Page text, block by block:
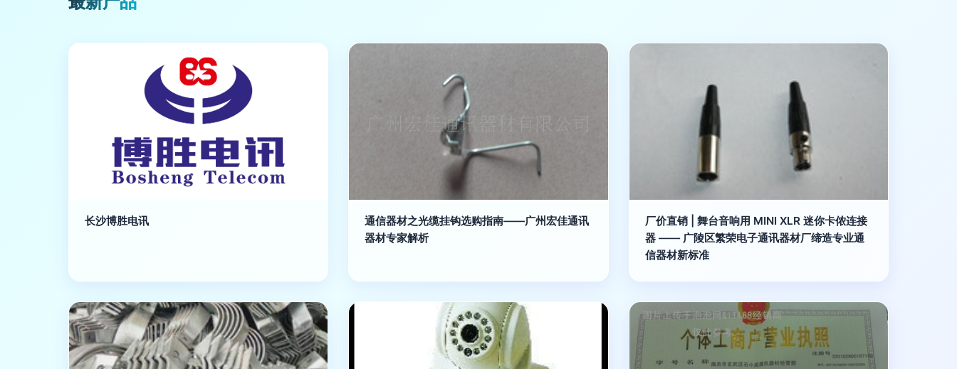
长沙博胜电讯
通信器材之光缆挂钩选购指南——广州宏佳通讯
器材专家解析
厂价直销 | 舞台音响用 MINI XLR 迷你卡侬连接
器 —— 广陵区繁荣电子通讯器材厂缔造专业通
信器材新标准